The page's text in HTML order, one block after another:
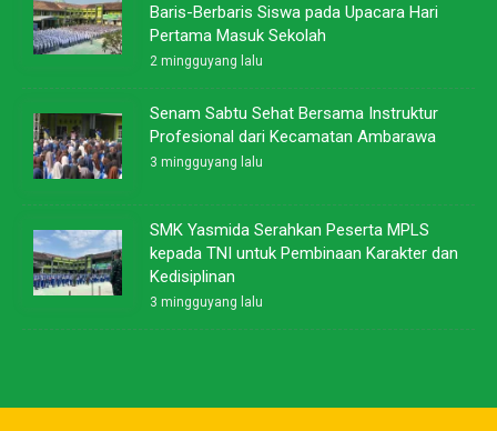
Baris-Berbaris Siswa pada Upacara Hari
Pertama Masuk Sekolah
2 mingguyang lalu
Senam Sabtu Sehat Bersama Instruktur
Profesional dari Kecamatan Ambarawa
3 mingguyang lalu
SMK Yasmida Serahkan Peserta MPLS
kepada TNI untuk Pembinaan Karakter dan
Kedisiplinan
3 mingguyang lalu